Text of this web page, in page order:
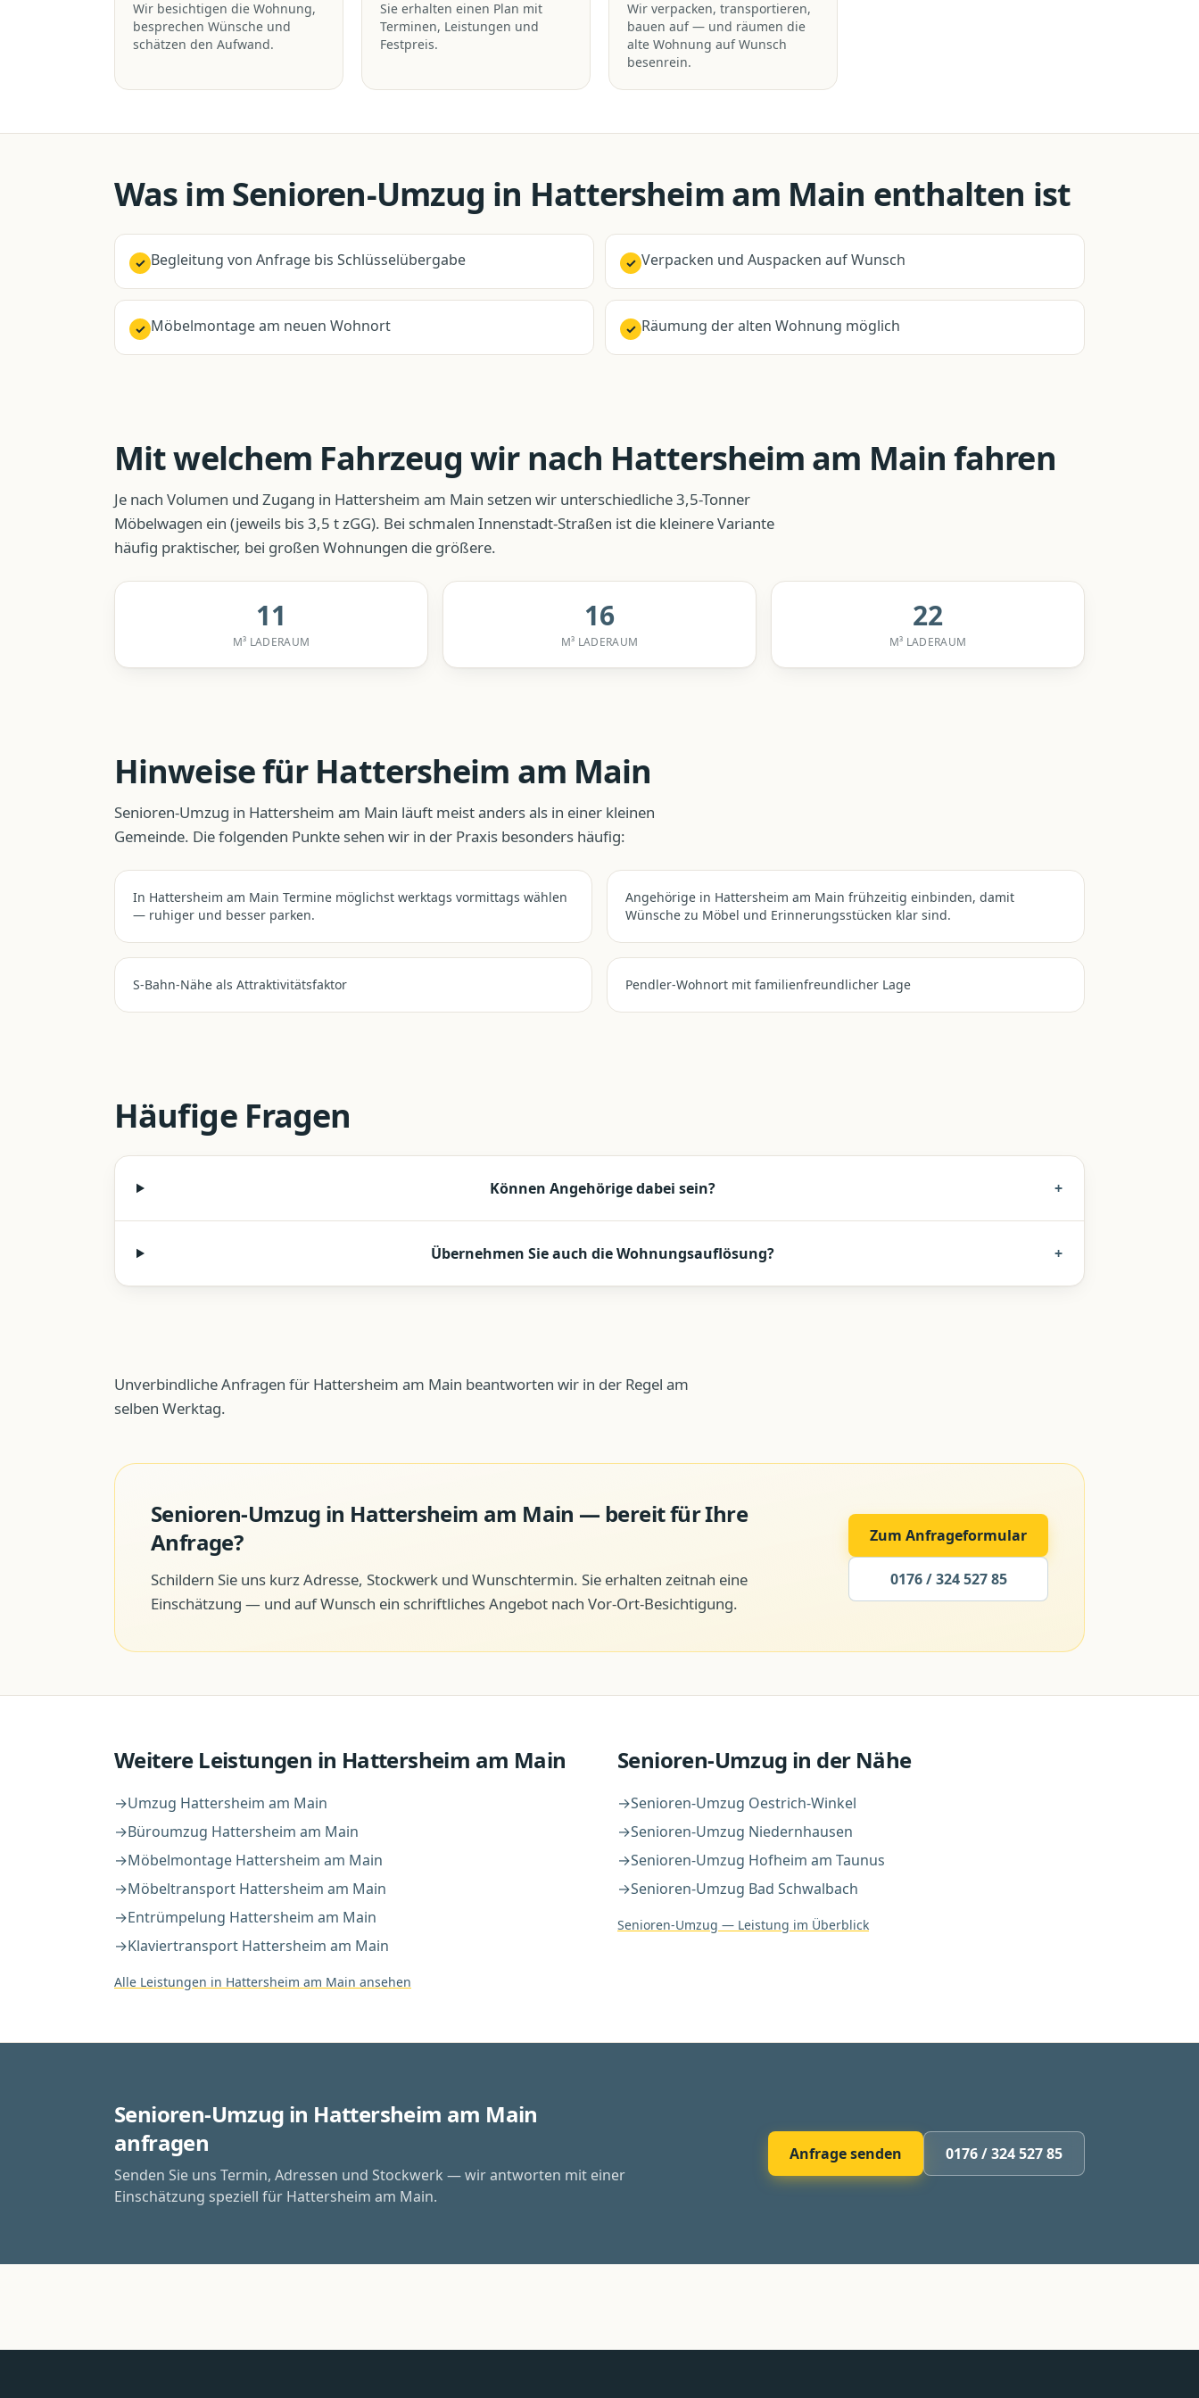
Wir besichtigen die Wohnung,
besprechen Wünsche und
schätzen den Aufwand.
Sie erhalten einen Plan mit
Terminen, Leistungen und
Festpreis.
Wir verpacken, transportieren,
bauen auf — und räumen die
alte Wohnung auf Wunsch
besenrein.
Was im Senioren-Umzug in Hattersheim am Main enthalten ist
✓ Begleitung von Anfrage bis Schlüsselübergabe ✓ Verpacken und Auspacken auf Wunsch
✓ Möbelmontage am neuen Wohnort ✓ Räumung der alten Wohnung möglich
Mit welchem Fahrzeug wir nach Hattersheim am Main fahren
Je nach Volumen und Zugang in Hattersheim am Main setzen wir unterschiedliche 3,5-Tonner
Möbelwagen ein (jeweils bis 3,5 t zGG). Bei schmalen Innenstadt-Straßen ist die kleinere Variante
häufig praktischer, bei großen Wohnungen die größere.
11
M³ LADERAUM
16
M³ LADERAUM
22
M³ LADERAUM
Hinweise für Hattersheim am Main
Senioren-Umzug in Hattersheim am Main läuft meist anders als in einer kleinen
Gemeinde. Die folgenden Punkte sehen wir in der Praxis besonders häufig:
In Hattersheim am Main Termine möglichst werktags vormittags wählen
— ruhiger und besser parken.
Angehörige in Hattersheim am Main frühzeitig einbinden, damit
Wünsche zu Möbel und Erinnerungsstücken klar sind.
S-Bahn-Nähe als Attraktivitätsfaktor Pendler-Wohnort mit familienfreundlicher Lage
Häufige Fragen
Können Angehörige dabei sein? +
Übernehmen Sie auch die Wohnungsauflösung? +
Unverbindliche Anfragen für Hattersheim am Main beantworten wir in der Regel am
selben Werktag.
Senioren-Umzug in Hattersheim am Main — bereit für Ihre
Anfrage?
Schildern Sie uns kurz Adresse, Stockwerk und Wunschtermin. Sie erhalten zeitnah eine
Einschätzung — und auf Wunsch ein schriftliches Angebot nach Vor-Ort-Besichtigung.
Zum Anfrageformular
0176 / 324 527 85
Weitere Leistungen in Hattersheim am Main
→Umzug Hattersheim am Main
→Büroumzug Hattersheim am Main
→Möbelmontage Hattersheim am Main
→Möbeltransport Hattersheim am Main
→Entrümpelung Hattersheim am Main
→Klaviertransport Hattersheim am Main
Alle Leistungen in Hattersheim am Main ansehen
Senioren-Umzug in der Nähe
→Senioren-Umzug Oestrich-Winkel
→Senioren-Umzug Niedernhausen
→Senioren-Umzug Hofheim am Taunus
→Senioren-Umzug Bad Schwalbach
Senioren-Umzug — Leistung im Überblick
Senioren-Umzug in Hattersheim am Main
anfragen
Senden Sie uns Termin, Adressen und Stockwerk — wir antworten mit einer
Einschätzung speziell für Hattersheim am Main.
Anfrage senden 0176 / 324 527 85